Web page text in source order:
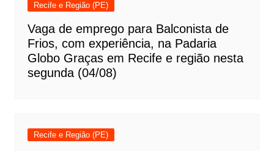
Recife e Região (PE)
Vaga de emprego para Balconista de
Frios, com experiência, na Padaria
Globo Graças em Recife e região nesta
segunda (04/08)
Recife e Região (PE)